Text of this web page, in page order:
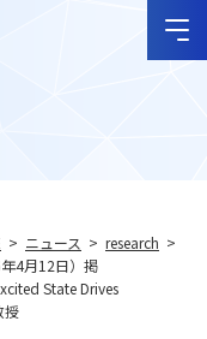
ニュース
research
4月12日）掲
State Drives
授